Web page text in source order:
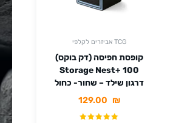
אביזרים לקלפי TCG
קופסת חפיסה (דק בוקס)
Storage Nest+ 100
דרגון שילד – שחור- כחול
129.00 ₪